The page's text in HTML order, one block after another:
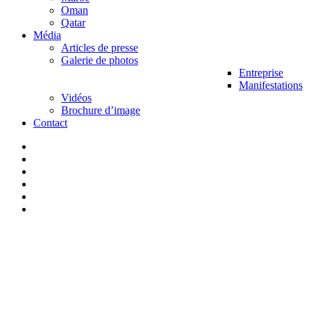
Oman
Qatar
Média
Articles de presse
Galerie de photos
Entreprise
Manifestations
Vidéos
Brochure d’image
Contact